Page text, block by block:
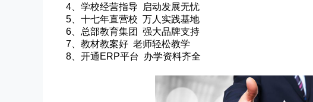
4、学校经营指导 启动发展无忧
5、十七年直营校 万人实践基地
6、总部教育集团 强大品牌支持
7、教材教案好 老师轻松教学
8、开通ERP平台 办学资料齐全